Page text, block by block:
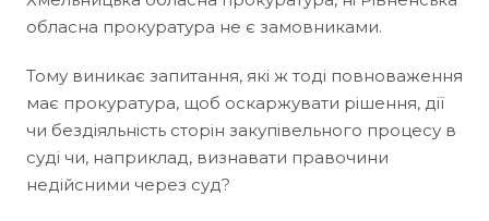
обласна прокуратура не є замовниками.
Тому виникає запитання, які ж тоді повноваження
має прокуратура, щоб оскаржувати рішення, дії
чи бездіяльність сторін закупівельного процесу в
суді чи, наприклад, визнавати правочини
недійсними через суд?